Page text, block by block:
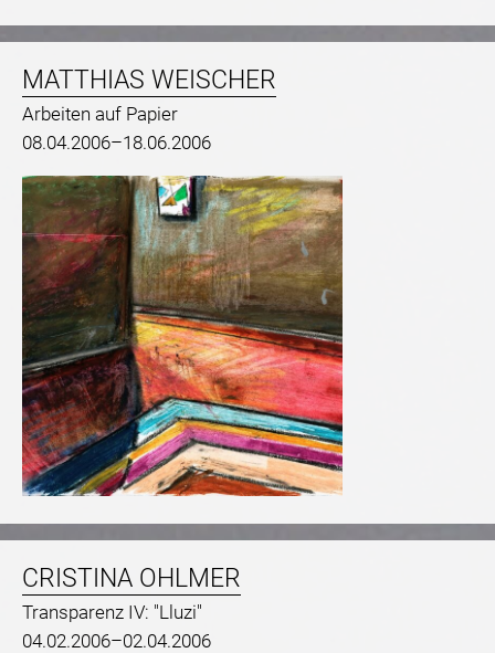
MATTHIAS WEISCHER
Arbeiten auf Papier
08.04.2006–18.06.2006
CRISTINA OHLMER
Transparenz IV: "Lluzi"
04.02.2006–02.04.2006